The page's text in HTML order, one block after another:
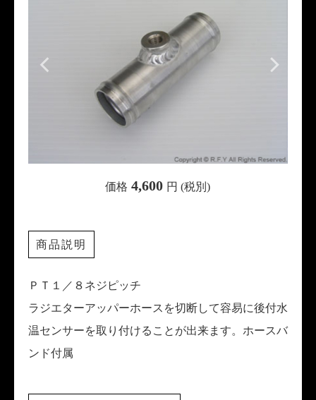
価格 4,600 円 (税別)
商品説明
ＰＴ１／８ネジピッチ
ラジエターアッパーホースを切断して容易に後付水
温センサーを取り付けることが出来ます。ホースバ
ンド付属